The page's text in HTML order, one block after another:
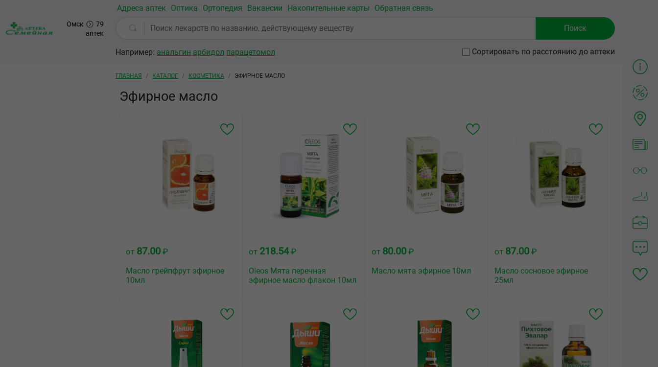
Перейти к основному содержанию
Омск
79
аптек
Адреса аптек Оптика Ортопедия Вакансии Накопительные карты Обратная связь
Например: анальгин арбидол парацетомол Сортировать по расстоянию до аптеки
Строка навигации
ГЛАВНАЯ КАТАЛОГ КОСМЕТИКА ЭФИРНОЕ МАСЛО
Эфирное масло
от 87.00 ₽
Масло грейпфрут эфирное
10мл
от 218.54₽
Oleos Мята перечная
эфирное масло флакон 10мл
от 80.00 ₽
Масло мята эфирное 10мл
от 87.00 ₽
Масло сосновое эфирное
25мл